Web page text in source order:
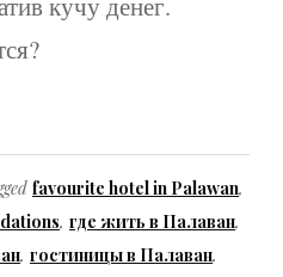
favourite hotel in Palawan,
, где жить в Палаван,
, гостиницы в Палаван,